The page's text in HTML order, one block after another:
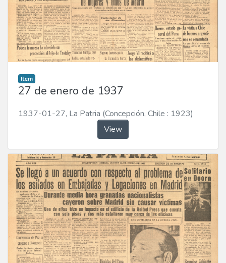
Item
27 de enero de 1937
1937-01-27, La Patria (Concepción, Chile : 1923)
View